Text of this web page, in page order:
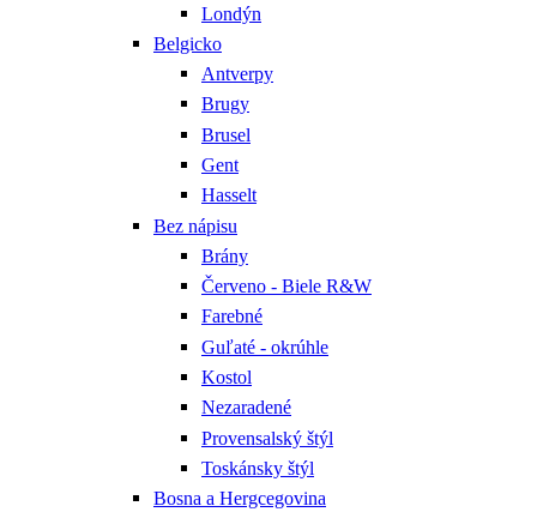
Londýn
Belgicko
Antverpy
Brugy
Brusel
Gent
Hasselt
Bez nápisu
Brány
Červeno - Biele R&W
Farebné
Guľaté - okrúhle
Kostol
Nezaradené
Provensalský štýl
Toskánsky štýl
Bosna a Hergcegovina